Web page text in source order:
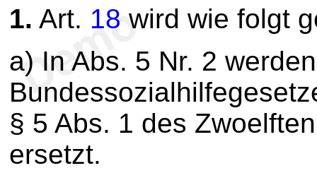
1. Art. 18 wird wie folgt
a) In Abs. 5 Nr. 2
§ 5 Abs. 1 des
ersetzt.